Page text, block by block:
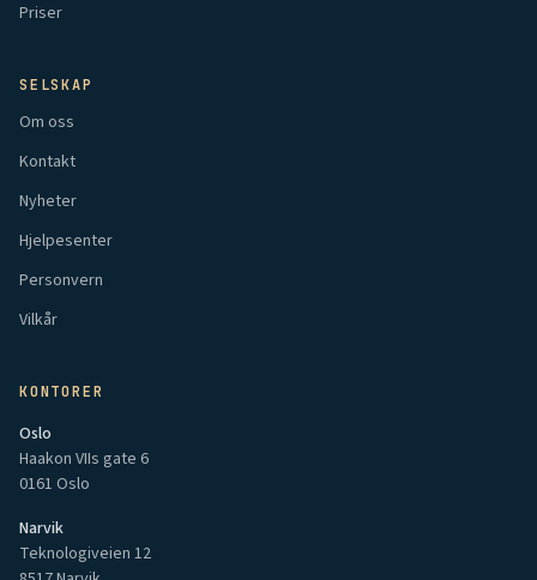
Priser
SELSKAP
Om oss
Kontakt
Nyheter
Hjelpesenter
Personvern
Vilkår
KONTORER
Oslo
Haakon VIIs gate 6
0161 Oslo
Narvik
Teknologiveien 12